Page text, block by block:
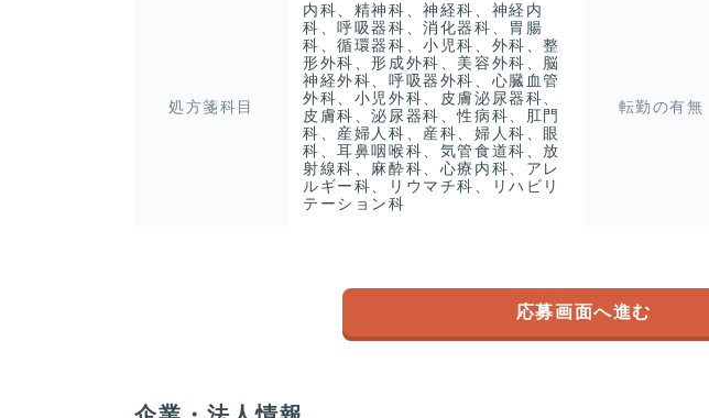
処方箋科目
内科、精神科、神経科、神経内
科、呼吸器科、消化器科、胃腸
科、循環器科、小児科、外科、整
形外科、形成外科、美容外科、脳
神経外科、呼吸器外科、心臓血管
外科、小児外科、皮膚泌尿器科、
皮膚科、泌尿器科、性病科、肛門
科、産婦人科、産科、婦人科、眼
科、耳鼻咽喉科、気管食道科、放
射線科、麻酔科、心療内科、アレ
ルギー科、リウマチ科、リハビリ
テーション科
転勤の有無
応募画面へ進む